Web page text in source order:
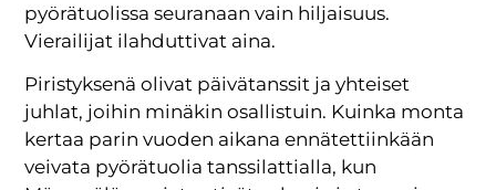
pyörätuolissa seuranaan vain hiljaisuus.
Vierailijat ilahduttivat aina.
Piristyksenä olivat päivätanssit ja yhteiset
juhlat, joihin minäkin osallistuin. Kuinka monta
kertaa parin vuoden aikana ennätettiinkään
veivata pyörätuolia tanssilattialla, kun